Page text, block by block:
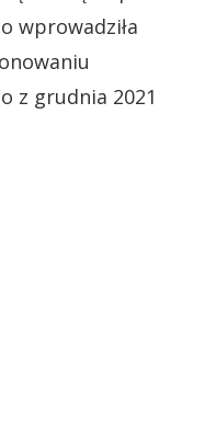
wprowadziła
z grudnia 2021